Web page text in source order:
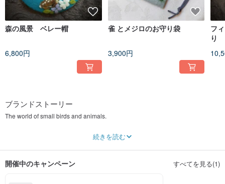
森の風景 ベレー帽
6,800円
雀 とメジロのお守り袋
3,900円
フ
り
ブランドストーリー
The world of small birds and animals.
Using Needlefelting , Embroidery and chech glass needs...
続きを読む
開催中のキャンペーン すべてを見る(1)